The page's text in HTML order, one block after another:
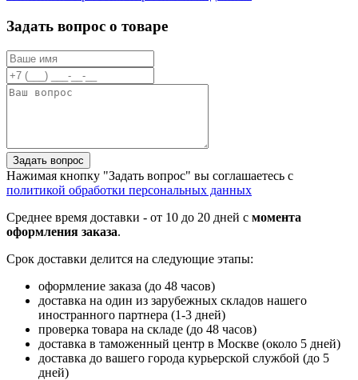
Задать вопрос о товаре
Задать вопрос
Нажимая кнопку "Задать вопрос" вы соглашаетесь с
политикой обработки персональных данных
Среднее время доставки - от 10 до 20 дней с момента
оформления заказа.
Срок доставки делится на следующие этапы:
оформление заказа (до 48 часов)
доставка на один из зарубежных складов нашего
иностранного партнера (1-3 дней)
проверка товара на складе (до 48 часов)
доставка в таможенный центр в Москве (около 5 дней)
доставка до вашего города курьерской службой (до 5
дней)